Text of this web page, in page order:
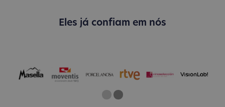
Eles já confiam em nós
One
Current Slide
Two